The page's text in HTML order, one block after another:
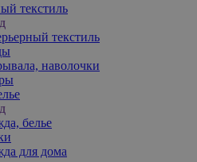
текстиль
текстиль
наволочки
белье
для дома